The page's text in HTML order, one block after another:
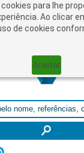
para lhe
Ao clicar
de cookies
Aceitar